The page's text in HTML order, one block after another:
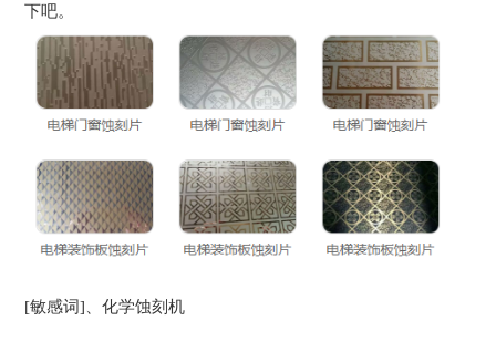
下吧。
[敏感词]、化学蚀刻机